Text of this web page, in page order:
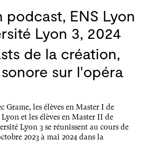
podcast, ENS Lyon
Lyon 3, 2024
de la création,
sur l'opéra
Grame, les élèves en Master I de
et les élèves en Master II de
Lyon 3 se réunissent au cours de
2023 à mai 2024 dans la